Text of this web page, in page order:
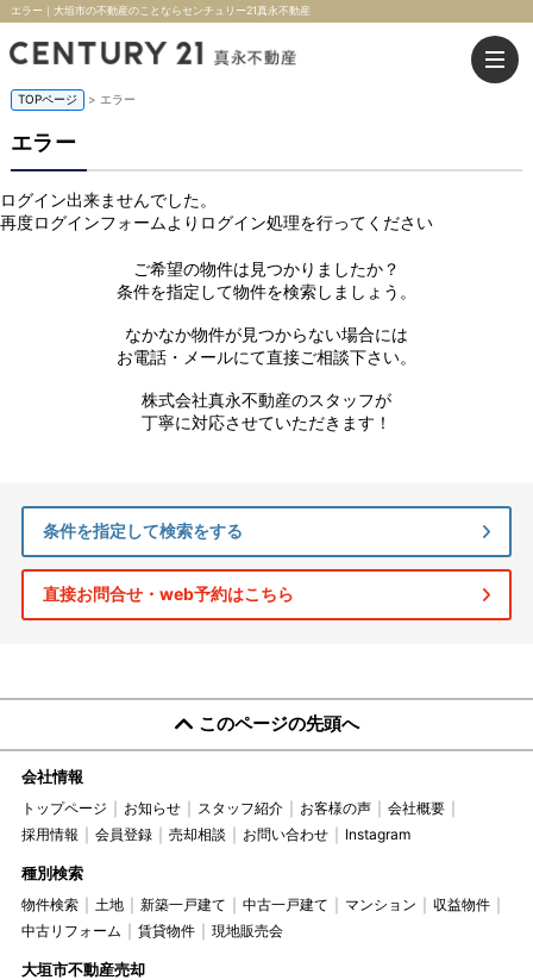
エラー｜大垣市の不動産のことならセンチュリー21真永不動産
TOPページ > エラー
エラー
ログイン出来ませんでした。
再度ログインフォームよりログイン処理を行ってください
ご希望の物件は見つかりましたか？
条件を指定して物件を検索しましょう。
なかなか物件が見つからない場合には
お電話・メールにて直接ご相談下さい。
株式会社真永不動産のスタッフが
丁寧に対応させていただきます！
条件を指定して検索をする
直接お問合せ・web予約はこちら
このページの先頭へ
会社情報
トップページ お知らせ スタッフ紹介 お客様の声
会社概要
採用情報
会員登録 売却相談 お問い合わせ Instagram
種別検索
物件検索 土地 新築一戸建て 中古一戸建て マンション
収益物件
中古リフォーム
賃貸物件 現地販売会
大垣市不動産売却